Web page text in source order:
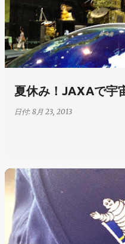
夏休み！JAXAで宇
日付: 8月 23, 2013